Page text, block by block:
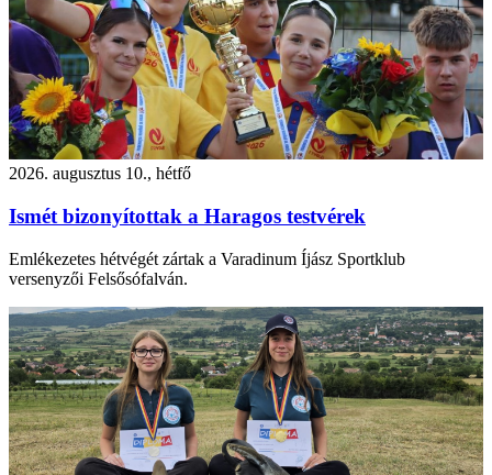
2026. augusztus 10., hétfő
Ismét bizonyítottak a Haragos testvérek
Emlékezetes hétvégét zártak a Varadinum Íjász Sportklub
versenyzői Felsősófalván.